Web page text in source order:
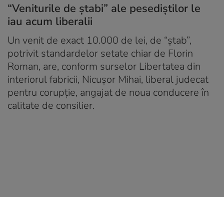
“Veniturile de ștabi” ale pesediștilor le
iau acum liberalii
Un venit de exact 10.000 de lei, de “ștab”,
potrivit standardelor setate chiar de Florin
Roman, are, conform surselor Libertatea din
interiorul fabricii, Nicușor Mihai, liberal judecat
pentru corupție, angajat de noua conducere în
calitate de consilier.